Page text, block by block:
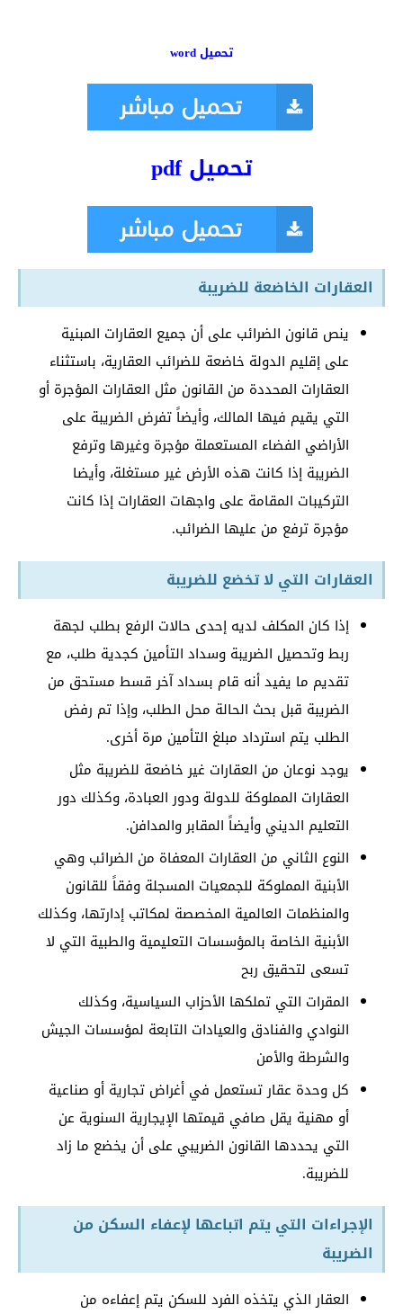
تحميل word
تحميل pdf
العقارات الخاضعة للضريبة
ينص قانون الضرائب على أن جميع العقارات المبنية
على إقليم الدولة خاضعة للضرائب العقارية، باستثناء
العقارات المحددة من القانون مثل العقارات المؤجرة أو
التي يقيم فيها المالك، وأيضاً تفرض الضريبة على
الأراضي الفضاء المستعملة مؤجرة وغيرها وترفع
الضريبة إذا كانت هذه الأرض غير مستغلة، وأيضا
التركيبات المقامة على واجهات العقارات إذا كانت
مؤجرة ترفع من عليها الضرائب.
العقارات التي لا تخضع للضريبة
إذا كان المكلف لديه إحدى حالات الرفع بطلب لجهة
ربط وتحصيل الضريبة وسداد التأمين كجدية طلب، مع
تقديم ما يفيد أنه قام بسداد آخر قسط مستحق من
الضريبة قبل بحث الحالة محل الطلب، وإذا تم رفض
الطلب يتم استرداد مبلغ التأمين مرة أخرى.
يوجد نوعان من العقارات غير خاضعة للضريبة مثل
العقارات المملوكة للدولة ودور العبادة، وكذلك دور
التعليم الديني وأيضاً المقابر والمدافن.
النوع الثاني من العقارات المعفاة من الضرائب وهي
الأبنية المملوكة للجمعيات المسجلة وفقاً للقانون
والمنظمات العالمية المخصصة لمكاتب إدارتها، وكذلك
الأبنية الخاصة بالمؤسسات التعليمية والطبية التي لا
تسعى لتحقيق ربح
المقرات التي تملكها الأحزاب السياسية، وكذلك
النوادي والفنادق والعيادات التابعة لمؤسسات الجيش
والشرطة والأمن
كل وحدة عقار تستعمل في أغراض تجارية أو صناعية
أو مهنية يقل صافي قيمتها الإيجارية السنوية عن
التي يحددها القانون الضريبي على أن يخضع ما زاد
للضريبة.
الإجراءات التي يتم اتباعها لإعفاء السكن من
الضريبة
العقار الذي يتخذه الفرد للسكن يتم إعفاءه من